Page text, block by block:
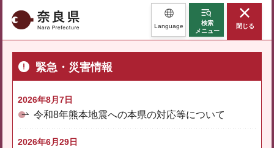
奈良県 Language
検索
メニュー
閉じる
緊急・災害情報
2026年8月7日
令和8年熊本地震への本県の対応等について
2026年6月29日